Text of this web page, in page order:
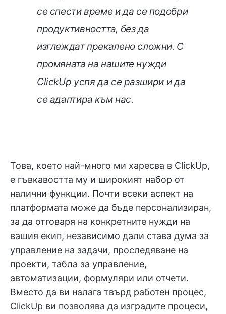
се спести време и да се подобри
продуктивността, без да
изглеждат прекалено сложни. С
промяната на нашите нужди
ClickUp успя да се разшири и да
се адаптира към нас.
Това, което най-много ми харесва в ClickUp,
е гъвкавостта му и широкият набор от
налични функции. Почти всеки аспект на
платформата може да бъде персонализиран,
за да отговаря на конкретните нужди на
вашия екип, независимо дали става дума за
управление на задачи, проследяване на
проекти, табла за управление,
автоматизации, формуляри или отчети.
Вместо да ви налага твърд работен процес,
ClickUp ви позволява да изградите процеси,